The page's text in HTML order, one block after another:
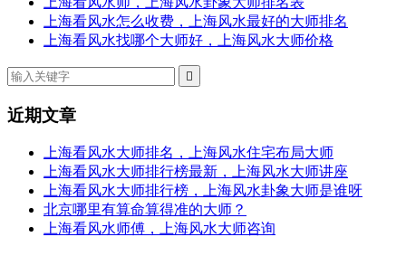
上海看风水怎么收费，上海风水最好的大师排名
上海看风水找哪个大师好，上海风水大师价格

近期文章
上海看风水大师排名，上海风水住宅布局大师
上海看风水大师排行榜最新，上海风水大师讲座
上海看风水大师排行榜，上海风水卦象大师是谁呀
北京哪里有算命算得准的大师？
上海看风水师傅，上海风水大师咨询